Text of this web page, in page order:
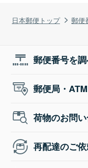
日本郵便トップ 郵便
郵便番号を
郵便局・
荷物のお問
再配達のご